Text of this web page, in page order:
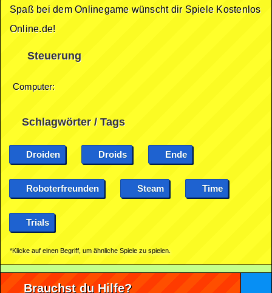
Spaß bei dem Onlinegame wünscht dir Spiele Kostenlos
Online.de!
Steuerung
Computer:
Schlagwörter / Tags
Droiden Droids Ende
Roboterfreunden Steam Time
Trials
*Klicke auf einen Begriff, um ähnliche Spiele zu spielen.
Brauchst du Hilfe?